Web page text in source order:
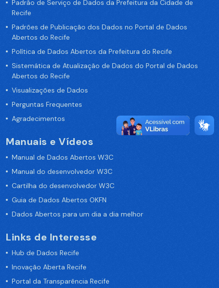
Padrão de Serviço de Dados da Prefeitura da Cidade de
Recife
Padrões de Publicação dos Dados no Portal de Dados
Abertos do Recife
Política de Dados Abertos da Prefeitura do Recife
Sistemática de Atualização de Dados do Portal de Dados
Abertos do Recife
Visualizações de Dados
Perguntas Frequentes
Agradecimentos
Manuais e Vídeos
Manual de Dados Abertos W3C
Manual do desenvolvedor W3C
Cartilha do desenvolvedor W3C
Guia de Dados Abertos OKFN
Dados Abertos para um dia a dia melhor
Links de Interesse
Hub de Dados Recife
Inovação Aberta Recife
Portal da Transparência Recife